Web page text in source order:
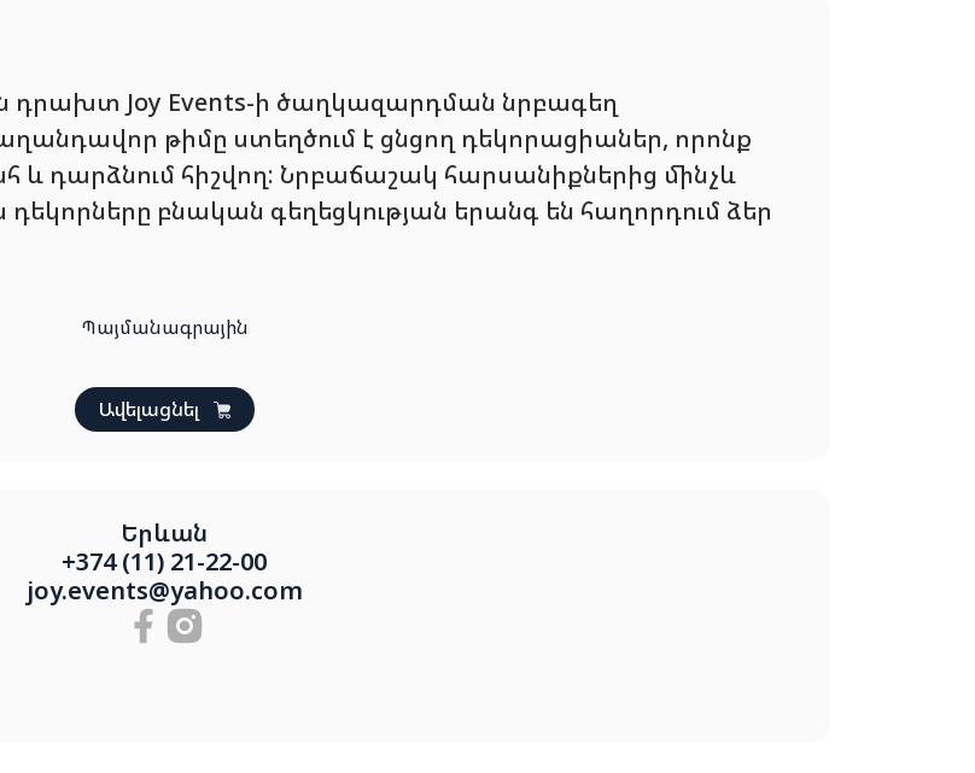
դրախտ Joy Events-ի ծաղկազարդման նրբագեղ
թիմը ստեղծում է ցնցող դեկորացիաներ, որոնք
և դարձնում հիշվող: Նրբաճաշակ հարսանիքներից մինչև
բնական գեղեցկության երանգ են հաղորդում ձեր
Պայմանագրային
Ավելացնել
Երևան
+374 (11) 21-22-00
joy.events@yahoo.com